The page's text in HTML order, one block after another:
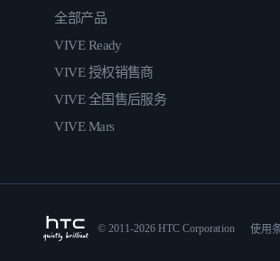
全部产品
VIVE Ready
VIVE 授权销售商
VIVE 全国售后服务
VIVE Mars
© 2011-2026 HTC Corporation 使用